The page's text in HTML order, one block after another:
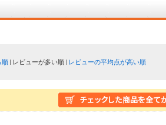
順 レビューが多い順
レビューの平均点が高い順